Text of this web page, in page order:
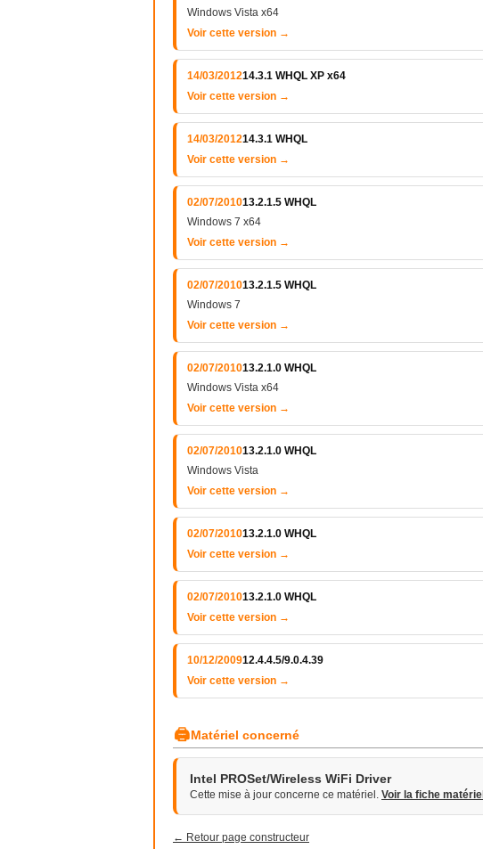
Windows Vista x64
Voir cette version →
14/03/201214.3.1 WHQL XP x64
Voir cette version →
14/03/201214.3.1 WHQL
Voir cette version →
02/07/201013.2.1.5 WHQL
Windows 7 x64
Voir cette version →
02/07/201013.2.1.5 WHQL
Windows 7
Voir cette version →
02/07/201013.2.1.0 WHQL
Windows Vista x64
Voir cette version →
02/07/201013.2.1.0 WHQL
Windows Vista
Voir cette version →
02/07/201013.2.1.0 WHQL
Voir cette version →
02/07/201013.2.1.0 WHQL
Voir cette version →
10/12/200912.4.4.5/9.0.4.39
Voir cette version →
🖨Matériel concerné
Intel PROSet/Wireless WiFi Driver
Cette mise à jour concerne ce matériel. Voir la fiche matériel
← Retour page constructeur